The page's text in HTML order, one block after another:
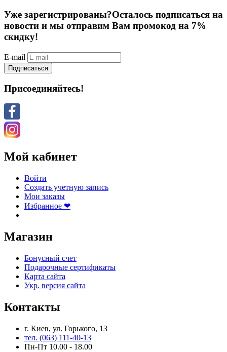
Уже зарегистрированы?Осталось подписаться на
новости и мы отправим Вам промокод на 7%
скидку!
E-mail
Подписаться
Присоединяйтесь!
Мой кабинет
Войти
Создать учетную запись
Мои заказы
Избранное ❤
Магазин
Бонусный счет
Подарочные сертификаты
Карта сайта
Укр. версия сайта
Контакты
г. Киев, ул. Горького, 13
тел. (063) 111-40-13
Пн-Пт 10.00 - 18.00